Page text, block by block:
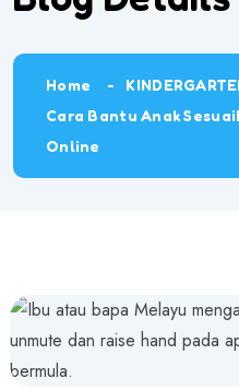
Home
Cara Bantu Anak
Online